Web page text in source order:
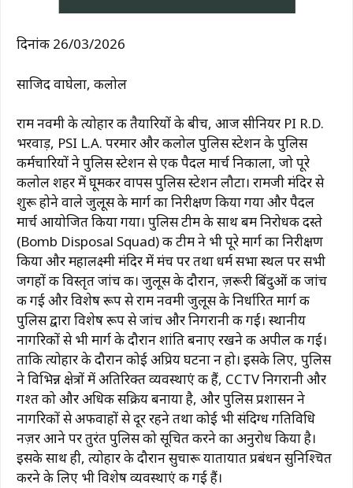
दिनांक 26/03/2026
साजिद वाघेला, कलोल
राम नवमी के त्योहार की तैयारियों के बीच, आज सीनियर PI R.D.
भरवाड़, PSI L.A. परमार और कलोल पुलिस स्टेशन के पुलिस
कर्मचारियों ने पुलिस स्टेशन से एक पैदल मार्च निकाला, जो पूरे
कलोल शहर में घूमकर वापस पुलिस स्टेशन लौटा। रामजी मंदिर से
शुरू होने वाले जुलूस के मार्ग का निरीक्षण किया गया और पैदल
मार्च आयोजित किया गया। पुलिस टीम के साथ बम निरोधक दस्ते
(Bomb Disposal Squad) की टीम ने भी पूरे मार्ग का निरीक्षण
किया और महालक्ष्मी मंदिर में मंच पर तथा धर्म सभा स्थल पर सभी
जगहों की विस्तृत जांच की। जुलूस के दौरान, ज़रूरी बिंदुओं की जांच
की गई और विशेष रूप से राम नवमी जुलूस के निर्धारित मार्ग की
पुलिस द्वारा विशेष रूप से जांच और निगरानी की गई। स्थानीय
नागरिकों से भी मार्ग के दौरान शांति बनाए रखने की अपील की गई।
ताकि त्योहार के दौरान कोई अप्रिय घटना न हो। इसके लिए, पुलिस
ने विभिन्न क्षेत्रों में अतिरिक्त व्यवस्थाएं की हैं, CCTV निगरानी और
गश्त को और अधिक सक्रिय बनाया है, और पुलिस प्रशासन ने
नागरिकों से अफवाहों से दूर रहने तथा कोई भी संदिग्ध गतिविधि
नज़र आने पर तुरंत पुलिस को सूचित करने का अनुरोध किया है।
इसके साथ ही, त्योहार के दौरान सुचारू यातायात प्रबंधन सुनिश्चित
करने के लिए भी विशेष व्यवस्थाएं की गई हैं।